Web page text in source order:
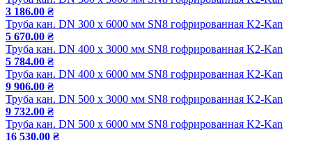
3 186.00 ₴
Труба кан. DN 300 x 6000 мм SN8 гофрированная K2-Kan
5 670.00 ₴
Труба кан. DN 400 x 3000 мм SN8 гофрированная K2-Kan
5 784.00 ₴
Труба кан. DN 400 x 6000 мм SN8 гофрированная K2-Kan
9 906.00 ₴
Труба кан. DN 500 x 3000 мм SN8 гофрированная K2-Kan
9 732.00 ₴
Труба кан. DN 500 x 6000 мм SN8 гофрированная K2-Kan
16 530.00 ₴